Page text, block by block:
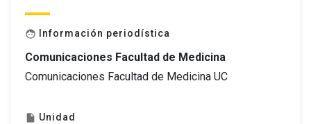
face Información periodística
Comunicaciones Facultad de Medicina
Comunicaciones Facultad de Medicina UC
insert_drive_file Unidad